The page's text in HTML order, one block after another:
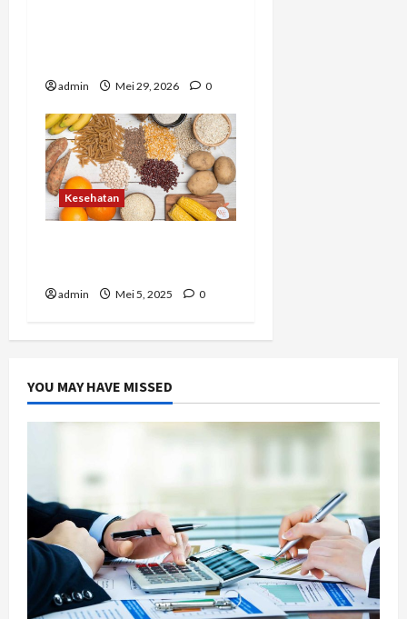
admin Mei 29, 2026 0
Kesehatan
admin Mei 5, 2025 0
YOU MAY HAVE MISSED